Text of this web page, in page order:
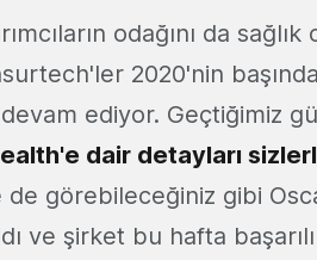
odağını da sağlık
2020'nin
ediyor. Geçtiğimiz
dair detayları
görebileceğiniz gibi
ve şirket bu hafta